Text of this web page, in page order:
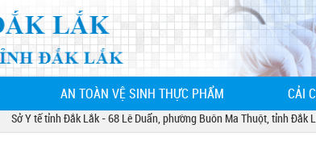
AN TOÀN VỆ SINH THỰC PHẨM CẢI
Y tế tỉnh Đắk Lắk - 68 Lê Duẩn, phường Buôn Ma Thuột, tỉnh Đắk Lắk